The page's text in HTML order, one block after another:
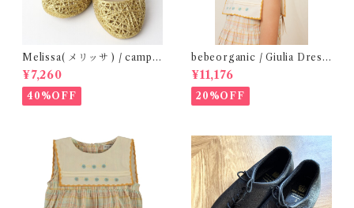
Melissa( メリッサ ) / campa
na ( Gold )28-33
¥7,260
40%OFF
bebeorganic / Giulia Dress
Lagoon Check (2-6y)
¥11,176
20%OFF